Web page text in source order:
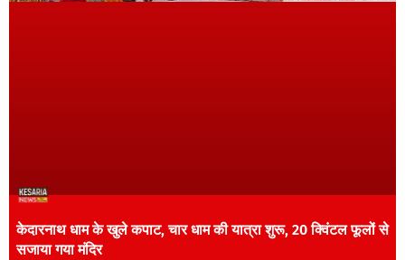
केदारनाथ धाम के खुले कपाट, चार धाम की यात्रा शुरू, 20 क्विंटल फूलों से
सजाया गया मंदिर